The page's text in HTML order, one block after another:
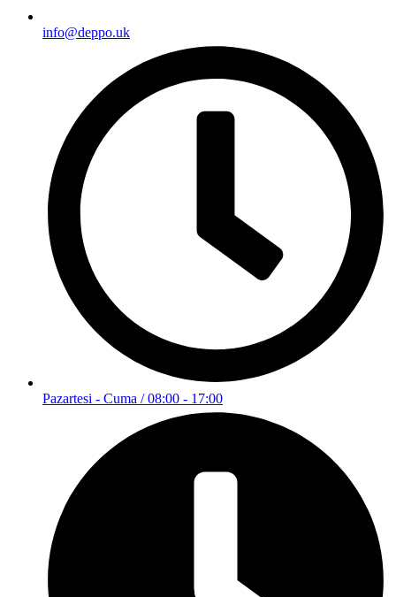
info@deppo.uk
Pazartesi - Cuma / 08:00 - 17:00